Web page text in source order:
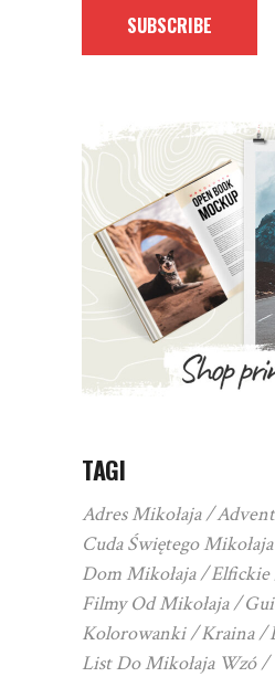
SUBSCRIBE
TAGI
Adres Mikołaja
Cuda Świętego Mikołaja
Dom Mikołaja
Elfickie
Filmy Od Mikołaja
Kolorowanki
Kraina
List Do Mikołaja Wzó